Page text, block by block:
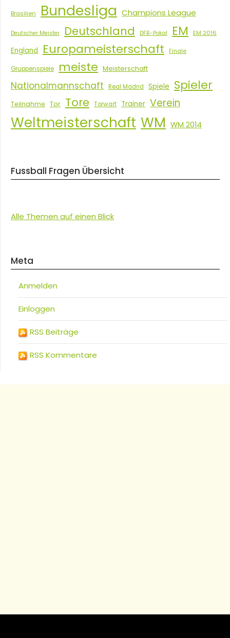
Brasilien Bundesliga Champions League
Deutscher Meister Deutschland DFB-Pokal EM EM 2016
England Europameisterschaft Finale
Gruppenspiele meiste Meisterschaft
Nationalmannschaft Real Madrid Spiele Spieler
Teilnahme Tor Tore Torwart Trainer Verein
Weltmeisterschaft WM WM 2014
Fussball Fragen Übersicht
Alle Themen auf einen Blick
Meta
Anmelden
Einloggen
RSS Beiträge
RSS Kommentare